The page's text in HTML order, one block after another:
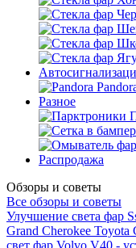
Разное
Распродажа
Обзоры и советы
Все обзоры и советы
Улучшение света фар
Grand Cherokee Toyota
свет фар Volvo V40 -